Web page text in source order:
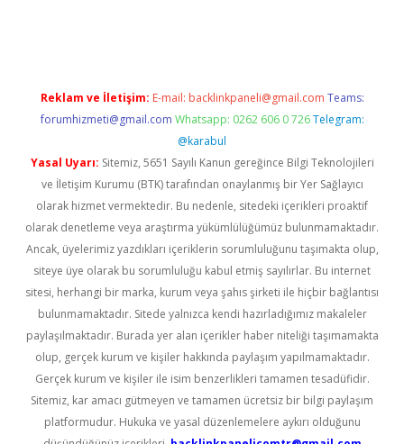
Reklam ve İletişim: E-mail: backlinkpaneli@gmail.com Teams:
forumhizmeti@gmail.com Whatsapp: 0262 606 0 726 Telegram:
@karabul
Yasal Uyarı: Sitemiz, 5651 Sayılı Kanun gereğince Bilgi Teknolojileri
ve İletişim Kurumu (BTK) tarafından onaylanmış bir Yer Sağlayıcı
olarak hizmet vermektedir. Bu nedenle, sitedeki içerikleri proaktif
olarak denetleme veya araştırma yükümlülüğümüz bulunmamaktadır.
Ancak, üyelerimiz yazdıkları içeriklerin sorumluluğunu taşımakta olup,
siteye üye olarak bu sorumluluğu kabul etmiş sayılırlar. Bu internet
sitesi, herhangi bir marka, kurum veya şahıs şirketi ile hiçbir bağlantısı
bulunmamaktadır. Sitede yalnızca kendi hazırladığımız makaleler
paylaşılmaktadır. Burada yer alan içerikler haber niteliği taşımamakta
olup, gerçek kurum ve kişiler hakkında paylaşım yapılmamaktadır.
Gerçek kurum ve kişiler ile isim benzerlikleri tamamen tesadüfidir.
Sitemiz, kar amacı gütmeyen ve tamamen ücretsiz bir bilgi paylaşım
platformudur. Hukuka ve yasal düzenlemelere aykırı olduğunu